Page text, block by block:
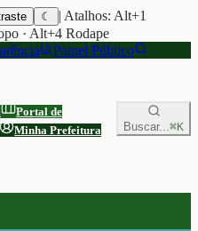
☾
| Atalhos: Alt+1
· Alt+4 Rodape
Painel Público
Portal de
Minha Prefeitura Buscar...⌘K